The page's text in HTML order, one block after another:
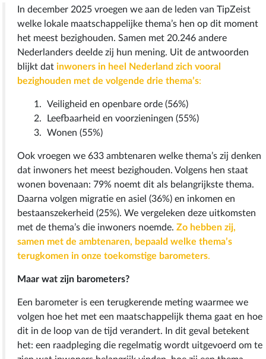
In december 2025 vroegen we aan de leden van TipZeist
welke lokale maatschappelijke thema’s hen op dit moment
het meest bezighouden. Samen met 20.246 andere
Nederlanders deelde zij hun mening. Uit de antwoorden
blijkt datinwoners in heel Nederland zich vooral
bezighouden met de volgende drie thema’s:
Veiligheid en openbare orde (56%)
Leefbaarheid en voorzieningen (55%)
Wonen (55%)
Ook vroegen we 633 ambtenaren welke thema’s zij denken
dat inwoners het meest bezighouden. Volgens hen staat
wonen bovenaan: 79% noemt dit als belangrijkste thema.
Daarna volgen migratie en asiel (36%) en inkomen en
bestaanszekerheid (25%). We vergeleken deze uitkomsten
met de thema’s die inwoners noemde.Zo hebben zij,
samen met de ambtenaren, bepaald welke thema’s
terugkomen in onze toekomstige barometers.
Maar wat zijn barometers?
Een barometer is een terugkerende meting waarmee we
volgen hoe het met een maatschappelijk thema gaat en hoe
dit in de loop van de tijd verandert. In dit geval betekent
het: een raadpleging die regelmatig wordt uitgevoerd om te